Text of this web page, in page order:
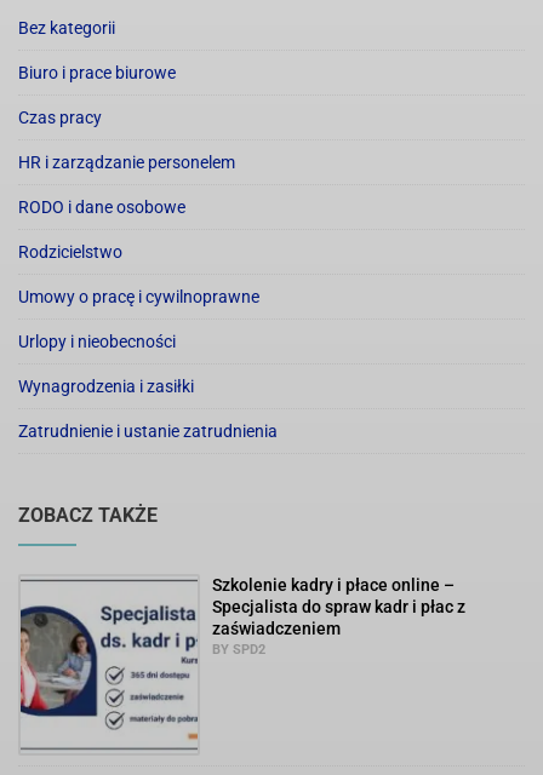
Bez kategorii
Biuro i prace biurowe
Czas pracy
HR i zarządzanie personelem
RODO i dane osobowe
Rodzicielstwo
Umowy o pracę i cywilnoprawne
Urlopy i nieobecności
Wynagrodzenia i zasiłki
Zatrudnienie i ustanie zatrudnienia
ZOBACZ TAKŻE
Szkolenie kadry i płace online –
Specjalista do spraw kadr i płac z
zaświadczeniem
BY SPD2